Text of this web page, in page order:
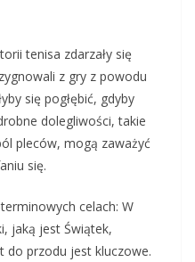
tenisa zdarzały się
z gry z powodu
się pogłębić, gdyby
dolegliwości, takie
pleców, mogą zaważyć
się.
celach: W
jaką jest Świątek,
do przodu jest kluczowe.